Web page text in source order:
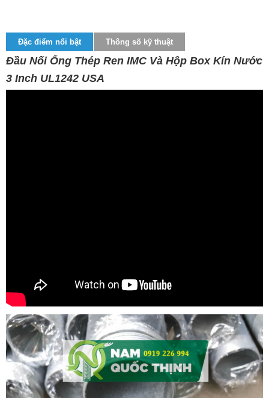
Đặc điểm nổi bật Thông số kỹ thuật
Đầu Nối Ống Thép Ren IMC Và Hộp Box Kín Nước
3 Inch UL1242 USA